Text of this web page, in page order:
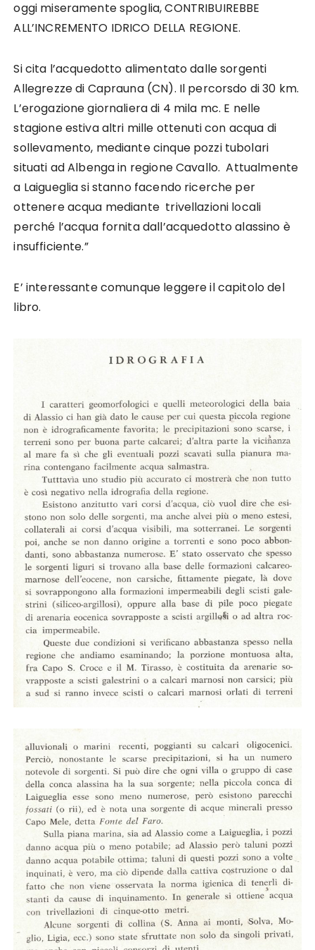
oggi miseramente spoglia, CONTRIBUIREBBE
ALL’INCREMENTO IDRICO DELLA REGIONE.
Si cita l’acquedotto alimentato dalle sorgenti
Allegrezze di Caprauna (CN). Il percorsdo di 30 km.
L’erogazione giornaliera di 4 mila mc. E nelle
stagione estiva altri mille ottenuti con acqua di
sollevamento, mediante cinque pozzi tubolari
situati ad Albenga in regione Cavallo. Attualmente
a Laigueglia si stanno facendo ricerche per
ottenere acqua mediante trivellazioni locali
perché l’acqua fornita dall’acquedotto alassino è
insufficiente.”
E’ interessante comunque leggere il capitolo del
libro.